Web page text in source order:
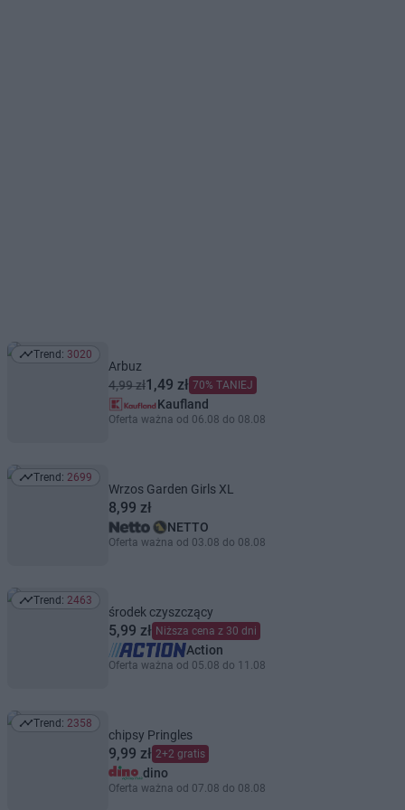
Trend: 3020
Trend: 3020
Arbuz
4,99 zł1,49 zł 70% TANIEJ
Kaufland
Oferta ważna od 06.08 do 08.08
Trend: 2699
Trend: 2699
Wrzos Garden Girls XL
8,99 zł
NETTO
Oferta ważna od 03.08 do 08.08
Trend: 2463
Trend: 2463
środek czyszczący
5,99 zł Niższa cena z 30 dni
Action
Oferta ważna od 05.08 do 11.08
Trend: 2358
Trend: 2358
chipsy Pringles
9,99 zł 2+2 gratis
dino
Oferta ważna od 07.08 do 08.08